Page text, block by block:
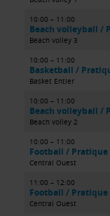
10:00 – 11:00
Beach volleyball /
Beach volley 3
10:00 – 11:00
Basketball /
Basket Entier
10:00 – 11:00
Beach volleyball /
Beach volley 2
10:00 – 11:00
Football /
Central Ouest
11:00 – 12:00
Football /
Central Ouest